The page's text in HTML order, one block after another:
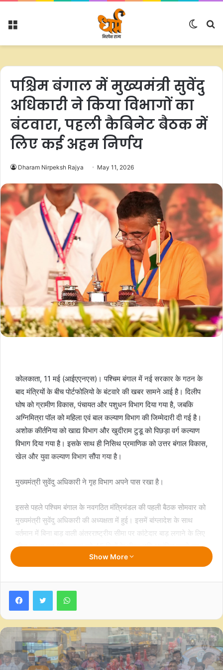
Menu
Switch
पश्चिम बंगाल में मुख्यमंत्री सुवेंदु
अधिकारी ने किया विभागों का
बंटवारा, पहली कैबिनेट बैठक में
लिए कई अहम निर्णय
Dharam Nirpeksh Rajya May 11, 2026
कोलकाता, 11 मई (आईएएनएस)। पश्चिम बंगाल में नई सरकार के गठन के
बाद मंत्रियों के बीच पोर्टफोलियो के बंटवारे की खबर सामने आई है। दिलीप
घोष को ग्रामीण विकास, पंचायत और पशुधन विभाग दिया गया है, जबकि
अग्निमित्रा पॉल को महिला एवं बाल कल्याण विभाग की जिम्मेदारी दी गई है।
अशोक कीर्तनिया को खाद्य विभाग और खुदीराम टुडू को पिछड़ा वर्ग कल्याण
विभाग दिया गया है। इसके साथ ही निसिथ प्रमाणिक को उत्तर बंगाल विकास,
खेल और युवा कल्याण विभाग सौंपा गया है।
मुख्यमंत्री सुवेंदु अधिकारी ने गृह विभाग अपने पास रखा है।
इससे पहले पश्चिम बंगाल के नवगठित मंत्रिमंडल की पहली बैठक सोमवार को
मुख्यमंत्री सुवेंदु अधिकारी की अध्यक्षता में हुई। इसमें बांग्लादेश के साथ
वर्तमान में बिना बाड़ वाली अंतरराष्ट्रीय सीमा पर कांटेदार बाड़ लगाने के लिए
सीमा सुरक्षा बल (बीएसएफ) को 45 दिनों के भीतर भूमि आवंटित करने का
कैबिनेट बैठक में लिए गए निर्णयों के बारे में मुख्यमंत्री सुवेंदु अधिकारी ने कहा
कि नई कैबिनेट के गठन के 45 दिनों के भीतर बीएसएफ को जमीन सौंपने का
वादा भाजपा के संकल्प पत्र में किया गया था और गृह मंत्री अमित शाह ने भी
मुख्यमंत्री ने कहा, “नई कैबिनेट की पहली बैठक में इस फैसले को मंजूरी दे दी
गई।”
Show More
FacebookTwitter WhatsApp